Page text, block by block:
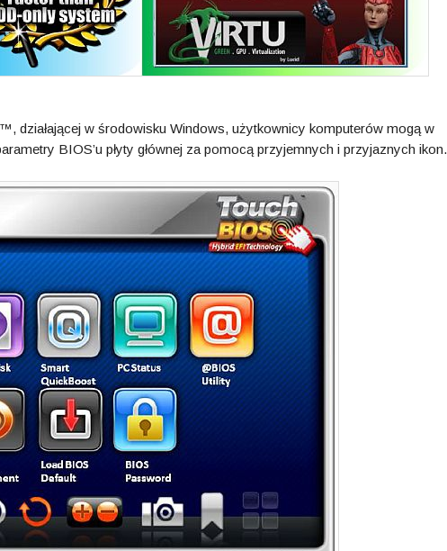
działającej w środowisku Windows, użytkownicy komputerów mogą w
BIOS’u płyty głównej za pomocą przyjemnych i przyjaznych ikon.